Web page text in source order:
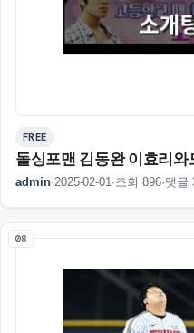
FREE
돌싱포맨 김동완 이효리와
admin·2025-02-01 ·조회 896·댓글
08